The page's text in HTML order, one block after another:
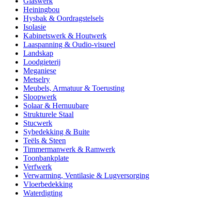
Heiningbou
Hysbak & Oordragstelsels
Isolasie
Kabinetswerk & Houtwerk
Laaspanning & Oudio-visueel
Landskap
Loodgieterij
Meganiese
Metselry
Meubels, Armatuur & Toerusting
Sloopwerk
Solaar & Hernuubare
Strukturele Staal
Stucwerk
Sybedekking & Buite
Teëls & Steen
Timmermanwerk & Ramwerk
Toonbankplate
Verfwerk
Verwarming, Ventilasie & Lugversorging
Vloerbedekking
Waterdigting